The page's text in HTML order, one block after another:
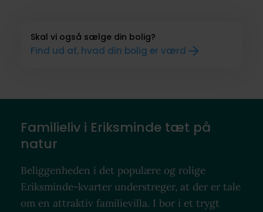
Skal vi også sælge din bolig?
Find ud af, hvad din bolig er værd
Familieliv i Eriksminde tæt på
natur
Beliggenheden i det populære og rolige
Eriksminde-kvarter understreger, at der er tale
om en attraktiv familievilla. I bor i et trygt